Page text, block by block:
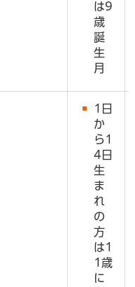
は9
歳
誕
生
月
1日
か
ら1
4日
生
ま
れ
の
方
は1
1歳
に